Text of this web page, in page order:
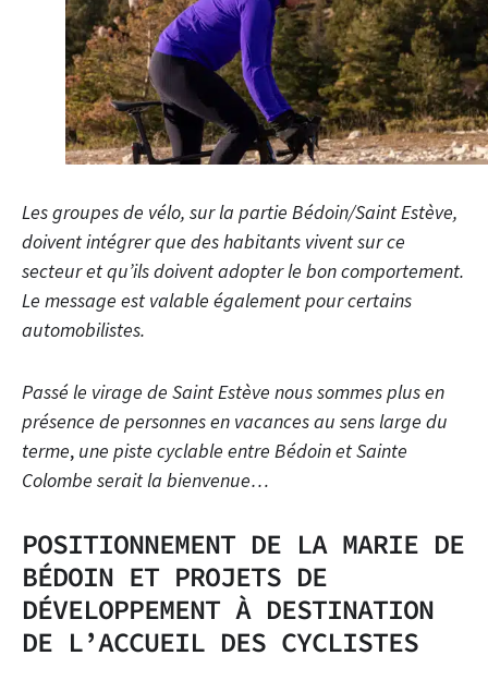
Les groupes de vélo, sur la partie Bédoin/Saint Estève,
doivent intégrer que des habitants vivent sur ce
secteur et qu’ils doivent adopter le bon comportement.
Le message est valable également pour certains
automobilistes.
Passé le virage de Saint Estève nous sommes plus en
présence de personnes en vacances au sens large du
terme, une piste cyclable entre Bédoin et Sainte
Colombe serait la bienvenue…
POSITIONNEMENT DE LA MARIE DE
BÉDOIN ET PROJETS DE
DÉVELOPPEMENT À DESTINATION
DE L’ACCUEIL DES CYCLISTES